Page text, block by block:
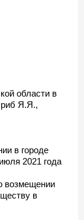
области в
Я.Я.,
в городе
2021 года
возмещении
в